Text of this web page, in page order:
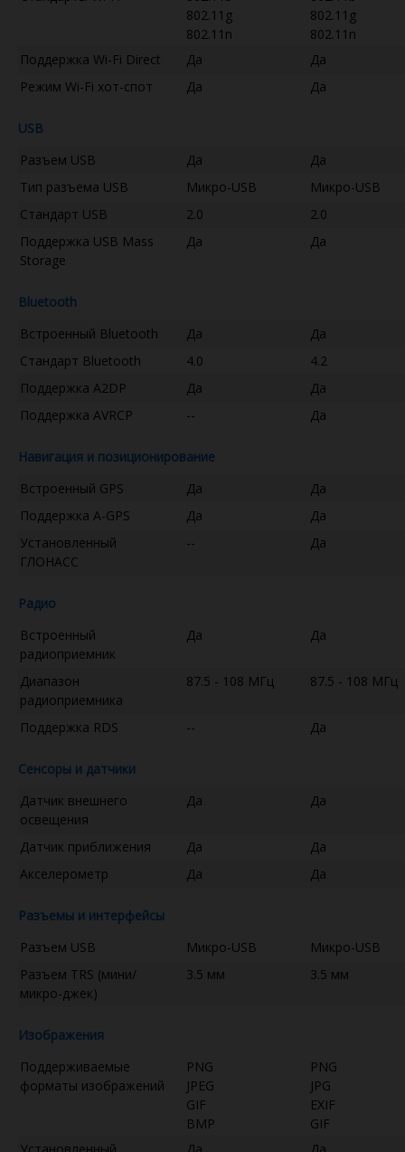
802.11g
802.11n
802.11g
802.11n
Поддержка Wi-Fi Direct
Да
Да
Режим Wi-Fi хот-спот
Да Да
USB
Разъем USB
Да
Да
Тип разъема USB
Микро-USB
Микро-USB
Стандарт USB
2.0
2.0
Поддержка USB Mass
Storage
Да Да
Bluetooth
Встроенный Bluetooth
Да
Да
Стандарт Bluetooth
4.0
4.2
Поддержка A2DP
Да
Да
Поддержка AVRCP
-- Да
Навигация и позиционирование
Встроенный GPS
Да
Да
Поддержка A-GPS
Да
Да
Установленный
ГЛОНАСС
-- Да
Радио
Встроенный
радиоприемник
Да Да
Диапазон
радиоприемника
87.5 - 108 МГц 87.5 - 108 МГц
Поддержка RDS -- Да
Сенсоры и датчики
Датчик внешнего
освещения
Да Да
Датчик приближения Да
Да
Акселерометр
Да Да
Разъемы и интерфейсы
Разъем USB
Микро-USB
Микро-USB
Разъем TRS (мини/
микро-джек)
3.5 мм 3.5 мм
Изображения
Поддерживаемые
форматы изображений
PNG
JPEG
GIF
BMP
PNG
JPG
EXIF
GIF